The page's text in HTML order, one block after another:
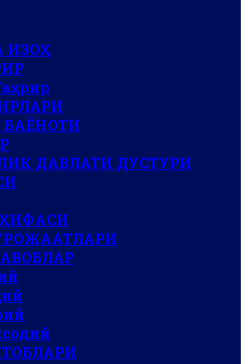
ИЗОҲ
БАЁНОТИ
ДАВЛАТИ ДУСТУРИ